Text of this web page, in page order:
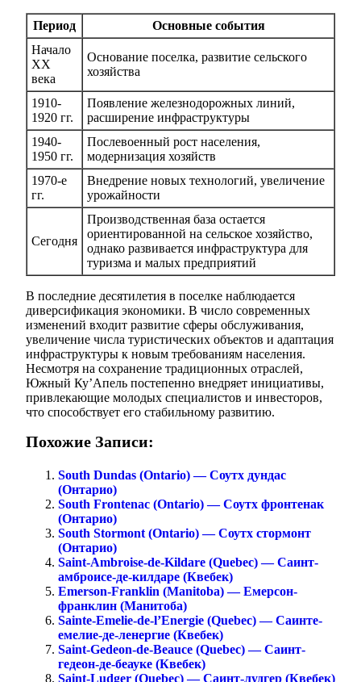
Период
Основные события
Начало
XX
века
Основание поселка, развитие сельского
хозяйства
1910-
1920 гг.
Появление железнодорожных линий,
расширение инфраструктуры
1940-
1950 гг.
Послевоенный рост населения,
модернизация хозяйств
1970-е
гг.
Внедрение новых технологий, увеличение
урожайности
Сегодня
Производственная база остается
ориентированной на сельское хозяйство,
однако развивается инфраструктура для
туризма и малых предприятий
В последние десятилетия в поселке наблюдается
диверсификация экономики. В число современных
изменений входит развитие сферы обслуживания,
увеличение числа туристических объектов и адаптация
инфраструктуры к новым требованиям населения.
Несмотря на сохранение традиционных отраслей,
Южный Ку’Апель постепенно внедряет инициативы,
привлекающие молодых специалистов и инвесторов,
что способствует его стабильному развитию.
Похожие Записи:
South Dundas (Ontario) — Соутх дундас
(Онтарио)
South Frontenac (Ontario) — Соутх фронтенак
(Онтарио)
South Stormont (Ontario) — Соутх стормонт
(Онтарио)
Saint-Ambroise-de-Kildare (Quebec) — Саинт-
амброисе-де-килдаре (Квебек)
Emerson-Franklin (Manitoba) — Емерсон-
франклин (Манитоба)
Sainte-Emelie-de-l’Energie (Quebec) — Саинте-
емелие-де-ленергие (Квебек)
Saint-Gedeon-de-Beauce (Quebec) — Саинт-
гедеон-де-беауке (Квебек)
Saint-Ludger (Quebec) — Саинт-лудгер (Квебек)